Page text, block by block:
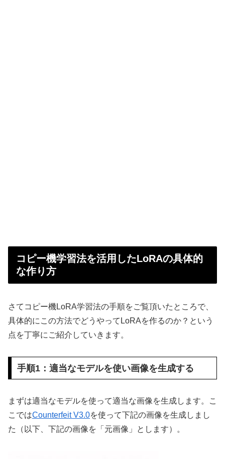
コピー機学習法を活用したLoRAの具体的
な作り方
さてコピー機LoRA学習法の手順をご覧頂いたところで、
具体的にこの方法でどうやってLoRAを作るのか？という
点を丁寧にご紹介していきます。
手順1：適当なモデルを使い画像を生成する
まずは適当なモデルを使って適当な画像を生成します。こ
こではCounterfeit V3.0を使って下記の画像を生成しまし
た（以下、下記の画像を「元画像」とします）。